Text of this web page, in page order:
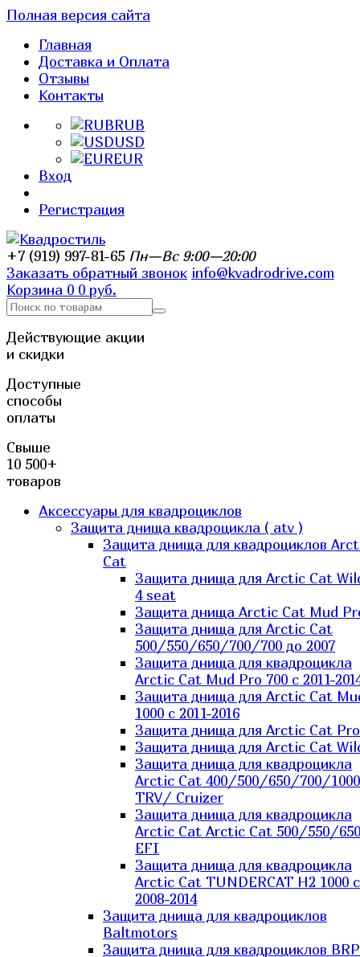
Полная версия сайта
Главная
Доставка и Оплата
Отзывы
Контакты
RUB
USD
EUR
Вход
Регистрация
+7 (919) 997-81-65 Пн—Вс 9:00—20:00
Заказать обратный звонок info@kvadrodrive.com
Корзина 0 0 руб.
Действующие акции
и скидки
Доступные
способы
оплаты
Свыше
10 500+
товаров
Аксессуары для квадроциклов
Защита днища квадроцикла ( atv )
Защита днища для квадроциклов
Cat
Защита днища для Arctic Cat
4 seat
Защита днища Arctic Cat Mud
Защита днища для Arctic Cat
500/550/650/700/700 до 2007
Защита днища для квадроцикла
Arctic Cat Mud Pro 700 с 2011-
Защита днища для Arctic Cat
1000 c 2011-2016
Защита днища для Arctic Cat
Защита днища для Arctic Cat
Защита днища для квадроцикла
Arctic Cat 400/500/650/700/1000
TRV/ Cruizer
Защита днища для квадроцикла
Arctic Cat Arctic Cat 500/550/
EFI
Защита днища для квадроцикла
Arctic Cat TUNDERCAT H2 1000 c
2008-2014
Защита днища для квадроциклов
Baltmotors
Защита днища для квадроциклов BRP